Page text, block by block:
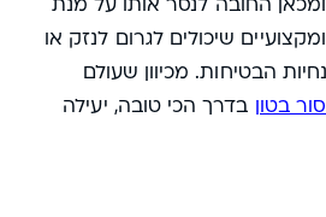
שיכולים לגרום לנזק או
הבטיחות. מכיוון שעולם
בטון בדרך הכי טובה, יעילה